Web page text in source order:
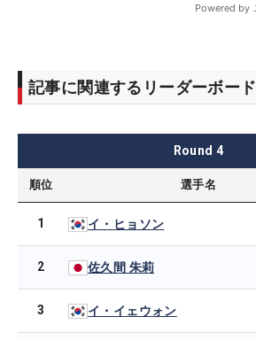
記事に関連するリーダーボード
Round 4
順位 選手名
1 イ・ヒョソン
2 佐久間 朱莉
3 イ・イェウォン